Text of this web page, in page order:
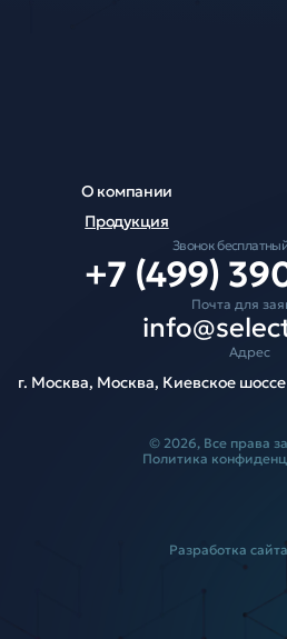
О компании
Продукция
Звонок
+7 (499)
Почта для
Адрес
г. Москва, Москва, Киевское
© 2026, Все права
Политика
Разработка сайта